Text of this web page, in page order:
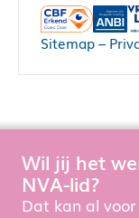
Sitemap–
Om de website
Wil jij het
NVA-lid?
Dat kan al